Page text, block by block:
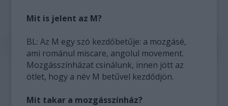
Mit is jelent az M?
BL: Az M egy szó kezdőbetűje: a mozgásé,
ami románul miscare, angolul movement.
Mozgásszínházat csinálunk, innen jött az
ötlet, hogy a név M betűvel kezdődjön.
Mit takar a mozgásszínház?